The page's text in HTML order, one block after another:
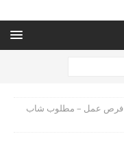
فرص عمل – مطلوب شاب